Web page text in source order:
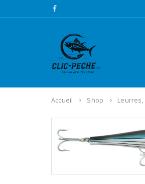
Accueil Shop Leurres,